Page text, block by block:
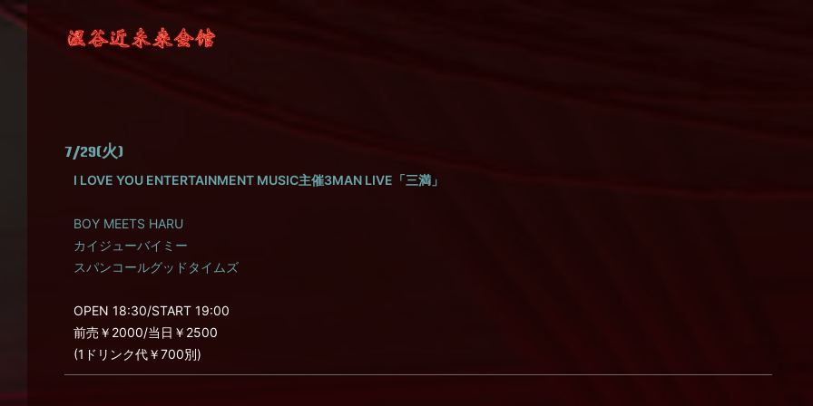
7/29(火)
I LOVE YOU ENTERTAINMENT MUSIC主催3MAN LIVE「三満」
BOY MEETS HARU
カイジューバイミー
スパンコールグッドタイムズ
OPEN 18:30/START 19:00
前売￥2000/当日￥2500
(1ドリンク代￥700別)